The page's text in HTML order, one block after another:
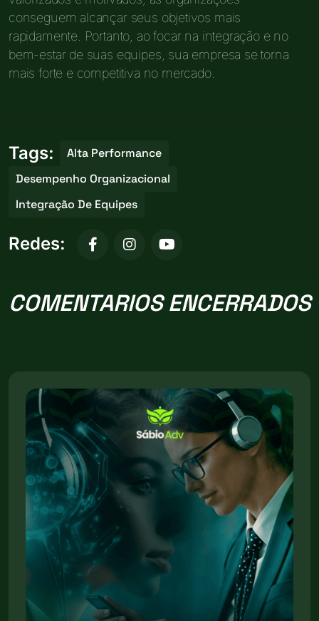
conseguem alcançar seus objetivos mais
rapidamente. Portanto, ao focar na integração e no
bem-estar de suas equipes, sua empresa se torna
mais forte e competitiva no mercado.
Tags:
Alta Performance
Desempenho Organizacional
Integração De Equipes
Redes:
COMENTARIOS ENCERRADOS